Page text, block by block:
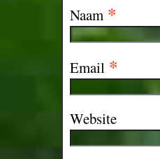
Naam *
Email *
Website